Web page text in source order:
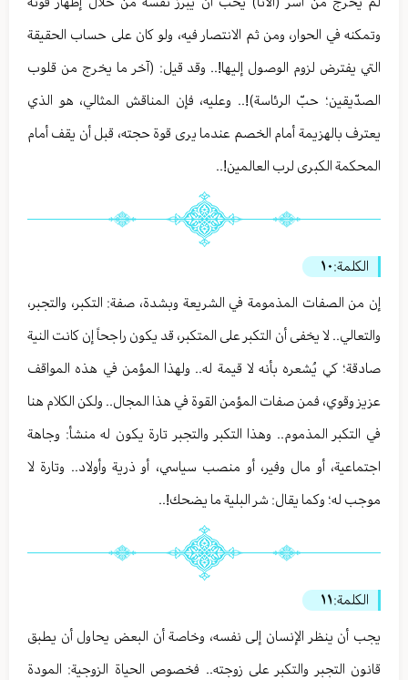
وتمكنه في الحوار، ومن ثم الانتصار فيه، ولو كان على حساب الحقيقة
التي يفترض لزوم الوصول إليها!.. وقد قيل: (آخر ما يخرج من قلوب
الصدّيقين؛ حبّ الرئاسة)!.. وعليه، فإن المناقش المثالي، هو الذي
يعترف بالهزيمة أمام الخصم عندما يرى قوة حجته، قبل أن يقف أمام
المحكمة الكبرى لرب العالمين!..
الكلمة:١٠
إن من الصفات المذمومة في الشريعة وبشدة، صفة: التكبر، والتجبر،
والتعالي.. لا يخفى أن التكبر على المتكبر، قد يكون راجحاً إن كانت النية
صادقة؛ كي يُشعره بأنه لا قيمة له.. ولهذا المؤمن في هذه المواقف
عزيز وقوي، فمن صفات المؤمن القوة في هذا المجال.. ولكن الكلام هنا
في التكبر المذموم.. وهذا التكبر والتجبر تارة يكون له منشأ: وجاهة
اجتماعية، أو مال وفير، أو منصب سياسي، أو ذرية وأولاد.. وتارة لا
موجب له؛ وكما يقال: شر البلية ما يضحك!..
الكلمة:١١
يجب أن ينظر الإنسان إلى نفسه، وخاصة أن البعض يحاول أن يطبق
قانون التجبر والتكبر على زوجته.. فخصوص الحياة الزوجية: المودة